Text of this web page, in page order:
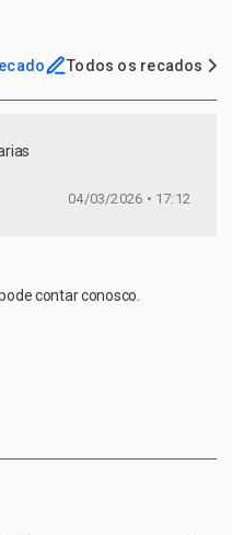
Todos os recados
04/03/2026 • 17:12
contar conosco.